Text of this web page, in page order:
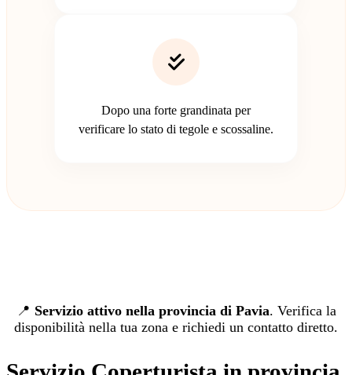
Dopo una forte grandinata per
verificare lo stato di tegole e scossaline.
📍 Servizio attivo nella provincia di Pavia. Verifica la
disponibilità nella tua zona e richiedi un contatto diretto.